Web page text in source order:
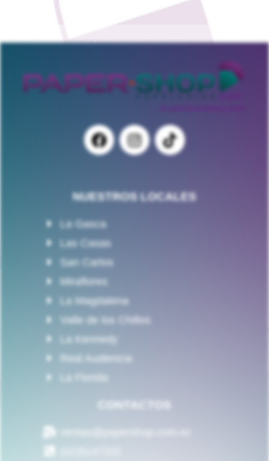
NUESTROS LOCALES
La Gasca
Las Casas
San Carlos
Miraflores
La Magdalena
Valle de los Chillos
La Kennedy
Real Audiencia
La Florida
CONTACTOS